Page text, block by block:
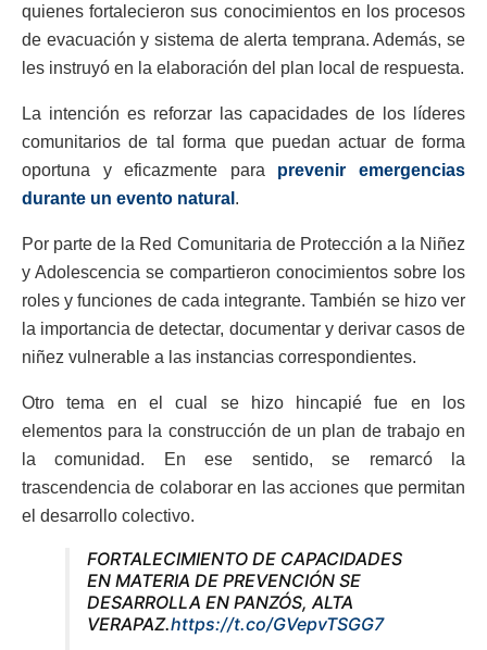
quienes fortalecieron sus conocimientos en los procesos
de evacuación y sistema de alerta temprana. Además, se
les instruyó en la elaboración del plan local de respuesta.
La intención es reforzar las capacidades de los líderes
comunitarios de tal forma que puedan actuar de forma
oportuna y eficazmente para prevenir emergencias
durante un evento natural .
Por parte de la Red Comunitaria de Protección a la Niñez
y Adolescencia se compartieron conocimientos sobre los
roles y funciones de cada integrante. También se hizo ver
la importancia de detectar, documentar y derivar casos de
niñez vulnerable a las instancias correspondientes.
Otro tema en el cual se hizo hincapié fue en los
elementos para la construcción de un plan de trabajo en
la comunidad. En ese sentido, se remarcó la
trascendencia de colaborar en las acciones que permitan
el desarrollo colectivo.
FORTALECIMIENTO DE CAPACIDADES
EN MATERIA DE PREVENCIÓN SE
DESARROLLA EN PANZÓS, ALTA
VERAPAZ.https://t.co/GVepvTSGG7